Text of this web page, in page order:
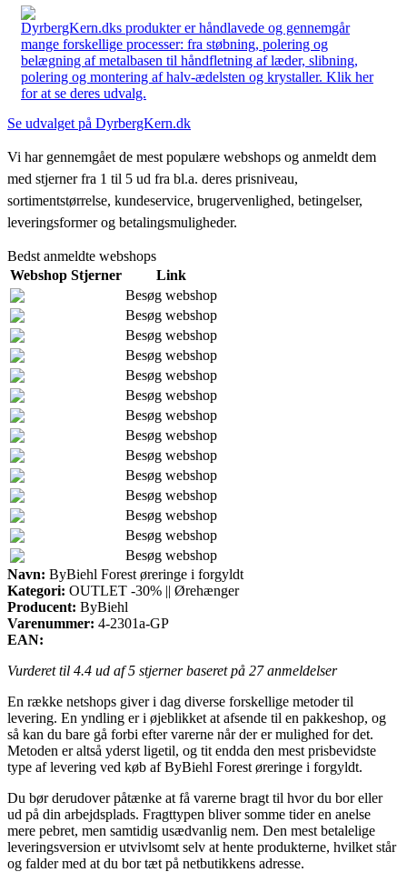
DyrbergKern.dks produkter er håndlavede og gennemgår
mange forskellige processer: fra støbning, polering og
belægning af metalbasen til håndfletning af læder, slibning,
polering og montering af halv-ædelsten og krystaller. Klik her
for at se deres udvalg.
Se udvalget på DyrbergKern.dk
Vi har gennemgået de mest populære webshops og anmeldt dem
med stjerner fra 1 til 5 ud fra bl.a. deres prisniveau,
sortimentstørrelse, kundeservice, brugervenlighed, betingelser,
leveringsformer og betalingsmuligheder.
Bedst anmeldte webshops
Webshop Stjerner
Link
Besøg webshop
Besøg webshop
Besøg webshop
Besøg webshop
Besøg webshop
Besøg webshop
Besøg webshop
Besøg webshop
Besøg webshop
Besøg webshop
Besøg webshop
Besøg webshop
Besøg webshop
Besøg webshop
Navn: ByBiehl Forest øreringe i forgyldt
Kategori: OUTLET -30% || Ørehænger
Producent: ByBiehl
Varenummer: 4-2301a-GP
EAN:
Vurderet til 4.4 ud af 5 stjerner baseret på 27anmeldelser
En række netshops giver i dag diverse forskellige metoder til
levering. En yndling er i øjeblikket at afsende til en pakkeshop, og
så kan du bare gå forbi efter varerne når der er mulighed for det.
Metoden er altså yderst ligetil, og tit endda den mest prisbevidste
type af levering ved køb af ByBiehl Forest øreringe i forgyldt.
Du bør derudover påtænke at få varerne bragt til hvor du bor eller
ud på din arbejdsplads. Fragttypen bliver somme tider en anelse
mere pebret, men samtidig usædvanlig nem. Den mest betalelige
leveringsversion er utvivlsomt selv at hente produkterne, hvilket står
og falder med at du bor tæt på netbutikkens adresse.